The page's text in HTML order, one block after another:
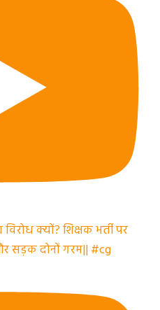
क्यों? शिक्षक भर्ती पर
सड़क दोनों गरम|| #cg